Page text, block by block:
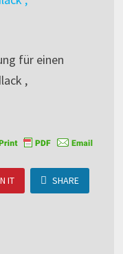
für einen
,
IT SHARE